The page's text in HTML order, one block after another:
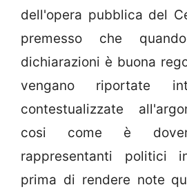
dell'opera pubblica del
premesso che
dichiarazioni è buona
vengano riportate
contestualizzate
cosi come è
rappresentanti politici
prima di rendere note